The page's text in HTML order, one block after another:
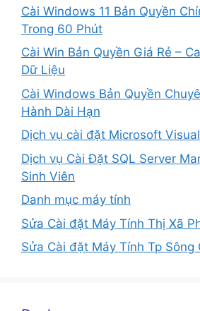
Cài Windows 11 Bản Quyền
Trong 60 Phút
Cài Win Bản Quyền Giá Rẻ –
Dữ Liệu
Cài Windows Bản Quyền
Hành Dài Hạn
Dịch vụ cài đặt Microsoft
Dịch vụ Cài Đặt SQL Server
Sinh Viên
Danh mục máy tính
Sửa Cài đặt Máy Tính Thị Xã
Sửa Cài đặt Máy Tính Tp Sông